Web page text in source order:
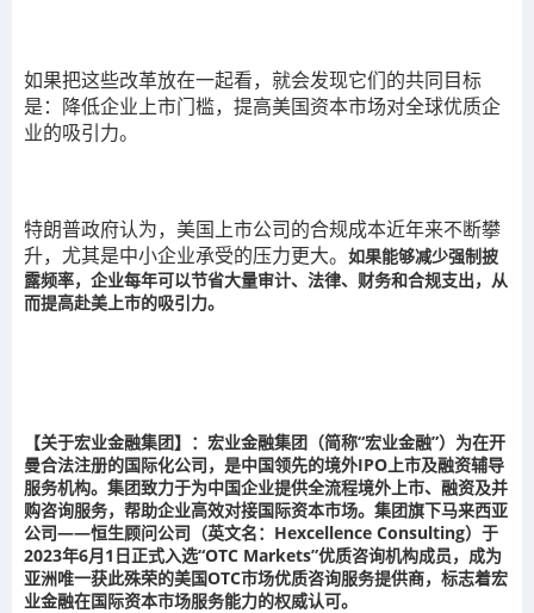
如果把这些改革放在一起看，就会发现它们的共同目标
是：降低企业上市门槛，提高美国资本市场对全球优质企
业的吸引力。
特朗普政府认为，美国上市公司的合规成本近年来不断攀
升，尤其是中小企业承受的压力更大。 如果能够减少强制披
露频率，企业每年可以节省大量审计、法律、财务和合规支出，从
而提高赴美上市的吸引力。
【关于宏业金融集团】 ：宏业金融集团（简称“宏业金融”）为在开
曼合法注册的国际化公司，是中国领先的境外IPO上市及融资辅导
服务机构。集团致力于为中国企业提供全流程境外上市、融资及并
购咨询服务，帮助企业高效对接国际资本市场。 集团旗下马来西亚
公司——恒生顾问公司（英文名：Hexcellence Consulting）于
2023年6月1日正式入选“OTC Markets”优质咨询机构成员，成为
亚洲唯一获此殊荣的美国OTC市场优质咨询服务提供商，标志着宏
业金融在国际资本市场服务能力的权威认可。